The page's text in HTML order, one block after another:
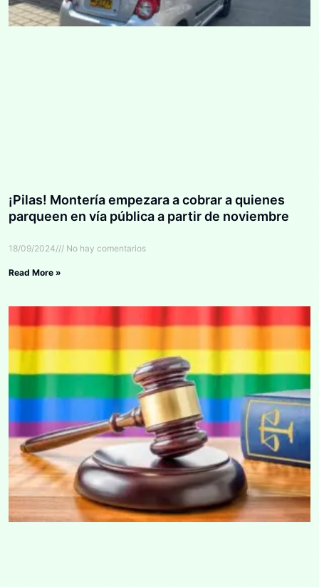
¡Pilas! Montería empezara a cobrar a quienes
parqueen en vía pública a partir de noviembre
18/09/2024 No hay comentarios
Read More »